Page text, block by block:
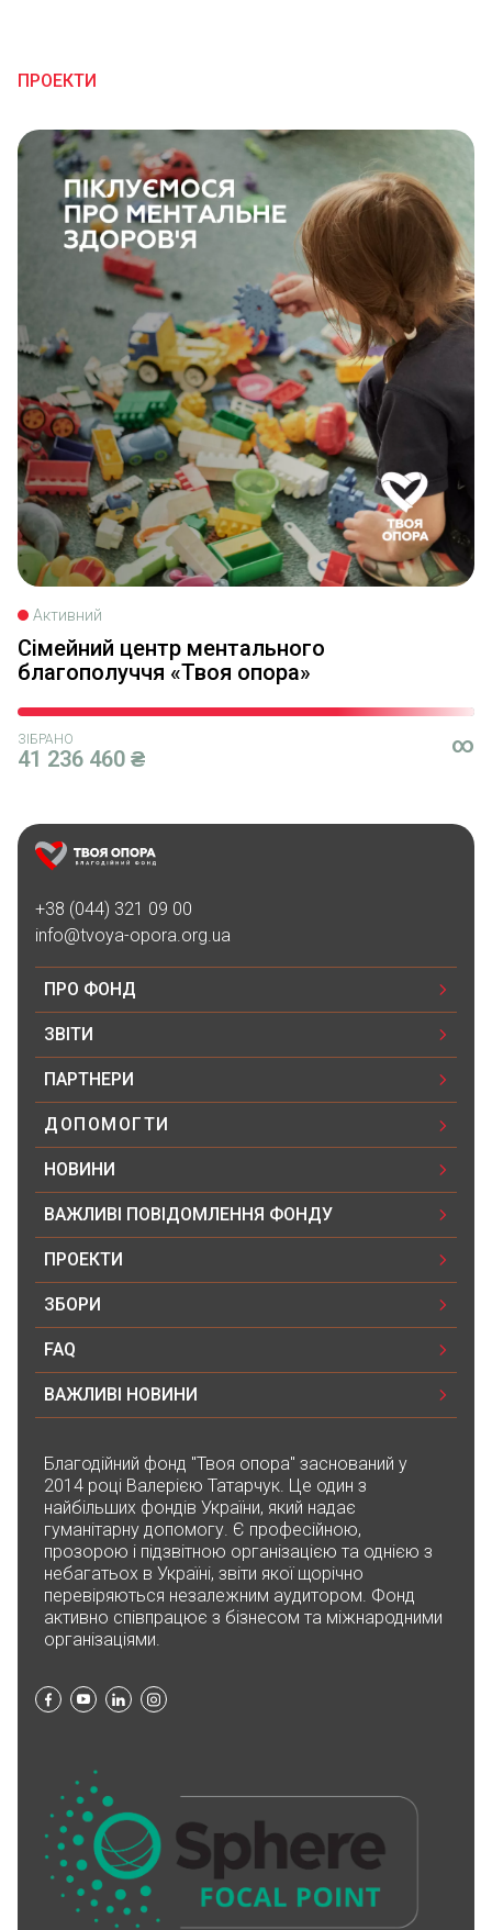
ПРОЕКТИ
Активний
Сімейний центр ментального
благополуччя «Твоя опора»
ЗІБРАНО
41 236 460 ₴
∞
+38 (044) 321 09 00
info@tvoya-opora.org.ua
ПРО ФОНД
ЗВІТИ
ПАРТНЕРИ
ДОПОМОГТИ
НОВИНИ
ВАЖЛИВІ ПОВІДОМЛЕННЯ ФОНДУ
ПРОЕКТИ
ЗБОРИ
FAQ
ВАЖЛИВІ НОВИНИ
Благодійний фонд "Твоя опора" заснований у
2014 році Валерією Татарчук. Це один з
найбільших фондів України, який надає
гуманітарну допомогу. Є професійною,
прозорою і підзвітною організацією та однією з
небагатьох в Україні, звіти якої щорічно
перевіряються незалежним аудитором. Фонд
активно співпрацює з бізнесом та міжнародними
організаціями.